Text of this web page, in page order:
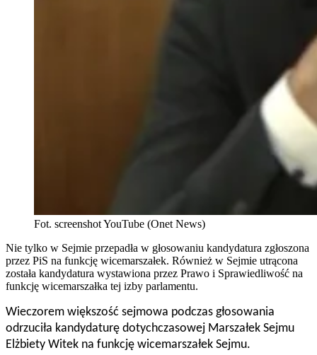
Fot. screenshot YouTube (Onet News)
Nie tylko w Sejmie przepadła w głosowaniu kandydatura zgłoszona
przez PiS na funkcję wicemarszałek. Również w Sejmie utrącona
została kandydatura wystawiona przez Prawo i Sprawiedliwość na
funkcję wicemarszałka tej izby parlamentu.
Wieczorem większość sejmowa podczas głosowania
odrzuciła kandydaturę dotychczasowej Marszałek Sejmu
Elżbiety Witek na funkcję wicemarszałek Sejmu.